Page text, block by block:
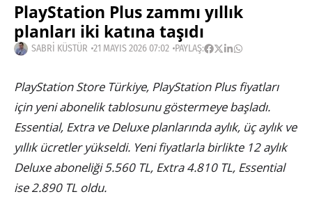
PlayStation Plus zammı yıllık
planları iki katına taşıdı
SABRI KÜSTÜR 21 MAYIS 2026 07:02 PAYLAŞ:
PlayStation Store Türkiye, PlayStation Plus fiyatları
için yeni abonelik tablosunu göstermeye başladı.
Essential, Extra ve Deluxe planlarında aylık, üç aylık ve
yıllık ücretler yükseldi. Yeni fiyatlarla birlikte 12 aylık
Deluxe aboneliği 5.560 TL, Extra 4.810 TL, Essential
ise 2.890 TL oldu.